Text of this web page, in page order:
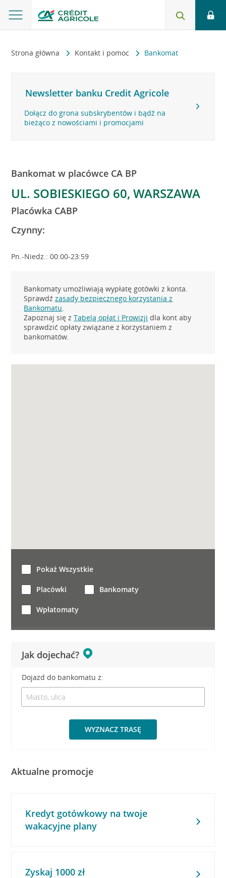
Strona główna Kontakt i pomoc Bankomat
Newsletter banku Credit Agricole
Dołącz do grona subskrybentów i bądź na
bieżąco z nowościami i promocjami
Bankomat w placówce CA BP
UL. SOBIESKIEGO 60, WARSZAWA
Placówka CABP
Czynny:
Pn.-Niedz.: 00:00-23:59
Bankomaty umożliwiają wypłatę gotówki z konta.
Sprawdźzasady bezpiecznego korzystania z
Bankomatu.
Zapoznaj się zTabelą opłat i Prowizji dla kont aby
sprawdzić opłaty związane z korzystaniem z
bankomatów.
Jak dojechać?
Dojazd do bankomatu z:
WYZNACZ TRASĘ
Pokaż Wszystkie
Placówki Bankomaty
Wpłatomaty
Aktualne promocje
Kredyt gotówkowy na twoje
wakacyjne plany
Zyskaj 1000 zł